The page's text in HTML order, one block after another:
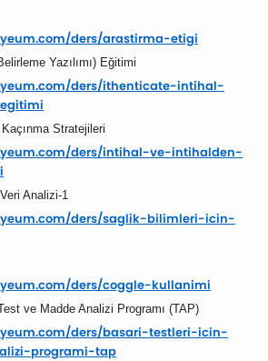
ders/arastirma-etigi
Yazılımı) Eğitimi
ders/ithenticate-intihal-
Stratejileri
ders/intihal-ve-intihalden-
Analizi-1
ders/saglik-bilimleri-icin-
ders/coggle-kullanimi
ve Madde Analizi Programı (TAP)
ders/basari-testleri-icin-
programi-tap